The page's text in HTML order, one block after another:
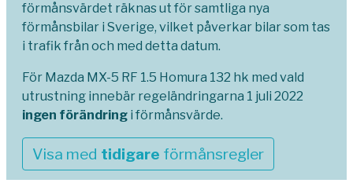
förmånsvärdet räknas ut för samtliga nya
förmånsbilar i Sverige, vilket påverkar bilar som tas
i trafik från och med detta datum.
För Mazda MX-5 RF 1.5 Homura 132 hk med vald
utrustning innebär regeländringarna 1 juli 2022
ingen förändring i förmånsvärde.
Visa med tidigare förmånsregler